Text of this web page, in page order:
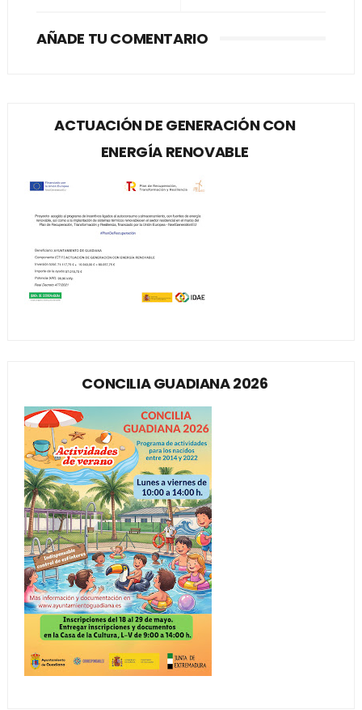
AÑADE TU COMENTARIO
ACTUACIÓN DE GENERACIÓN CON
ENERGÍA RENOVABLE
CONCILIA GUADIANA 2026